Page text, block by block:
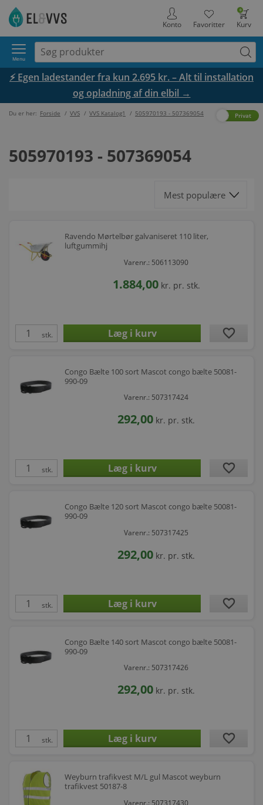
0
Kurv
Favoritter
Konto
Menu
⚡ Egen ladestander fra kun 2.695 kr. – Alt til installation
og opladning af din elbil →
Du er her: Forside / VVS / VVS Katalog1 / 505970193 - 507369054 Privat
Erhverv
505970193 - 507369054
Ravendo Mørtelbør galvaniseret 110 liter,
luftgummihj
Varenr.: 506113090
1.884,00 kr. pr. stk.
stk. favorite
Congo Bælte 100 sort Mascot congo bælte 50081-
990-09
Varenr.: 507317424
292,00 kr. pr. stk.
stk. favorite
Congo Bælte 120 sort Mascot congo bælte 50081-
990-09
Varenr.: 507317425
292,00 kr. pr. stk.
stk. favorite
Congo Bælte 140 sort Mascot congo bælte 50081-
990-09
Varenr.: 507317426
292,00 kr. pr. stk.
stk. favorite
Weyburn trafikvest M/L gul Mascot weyburn
trafikvest 50187-8
Varenr.: 507317430